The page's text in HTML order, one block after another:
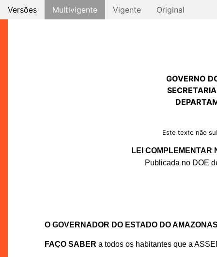
Versões Multivigente Vigente Original
GOVERNO
Este texto não
LEI COMPLEMENTAR
Publicada no DOE
O GOVERNADOR DO ESTADO DO
FAÇO SABER a todos os habitantes que a